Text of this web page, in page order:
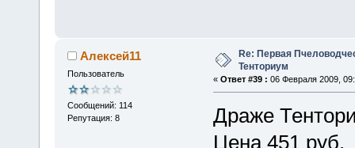
Алексей11
Пользователь
Сообщений: 114
Репутация: 8
Re: Первая
Тенториум
« Ответ #39 : 06 Февраля 2009,
Драже
Цена 451 руб.